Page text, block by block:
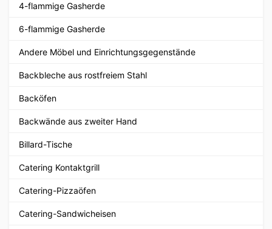
4-flammige Gasherde
6-flammige Gasherde
Andere Möbel und Einrichtungsgegenstände
Backbleche aus rostfreiem Stahl
Backöfen
Backwände aus zweiter Hand
Billard-Tische
Catering Kontaktgrill
Catering-Pizzaöfen
Catering-Sandwicheisen